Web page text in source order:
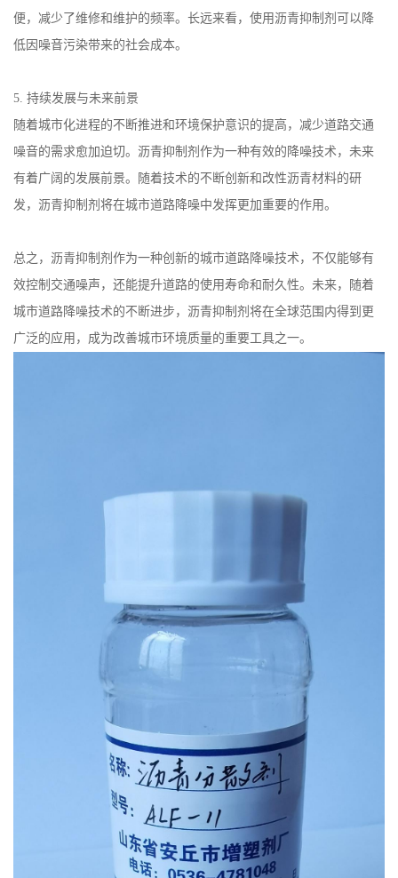
便，减少了维修和维护的频率。长远来看，使用沥青抑制剂可以降
低因噪音污染带来的社会成本。
5. 持续发展与未来前景
随着城市化进程的不断推进和环境保护意识的提高，减少道路交通
噪音的需求愈加迫切。沥青抑制剂作为一种有效的降噪技术，未来
有着广阔的发展前景。随着技术的不断创新和改性沥青材料的研
发，沥青抑制剂将在城市道路降噪中发挥更加重要的作用。
总之，沥青抑制剂作为一种创新的城市道路降噪技术，不仅能够有
效控制交通噪声，还能提升道路的使用寿命和耐久性。未来，随着
城市道路降噪技术的不断进步，沥青抑制剂将在全球范围内得到更
广泛的应用，成为改善城市环境质量的重要工具之一。